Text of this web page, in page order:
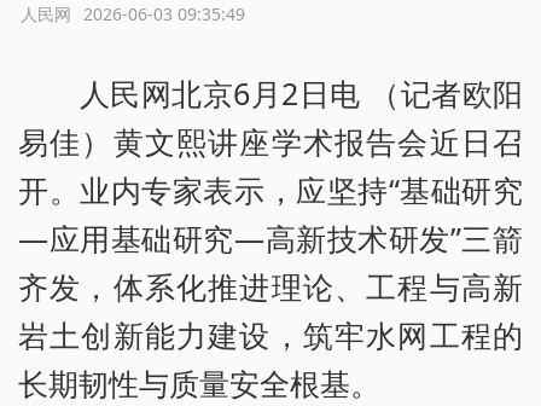
2026-06-03 09:35:49
人民网
人民网北京6月2日电 （记者欧阳
易佳）黄文熙讲座学术报告会近日召
开。业内专家表示，应坚持“基础研究
—应用基础研究—高新技术研发”三箭
齐发，体系化推进理论、工程与高新
岩土创新能力建设，筑牢水网工程的
长期韧性与质量安全根基。